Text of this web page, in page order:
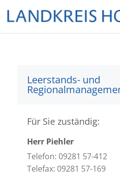
Leerstands- und
Für Sie zuständig:
Herr Piehler
Telefon: 09281 57-412
Telefax: 09281 57-169